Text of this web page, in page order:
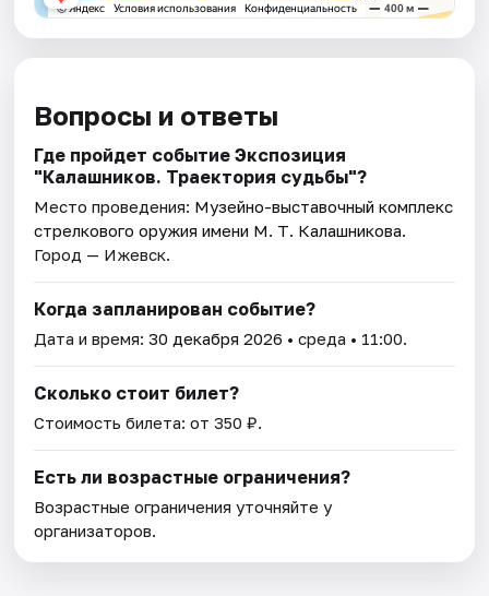
Вопросы и ответы
Где пройдет событие Экспозиция
"Калашников. Траектория судьбы"?
Место проведения: Музейно-выставочный комплекс
стрелкового оружия имени М. Т. Калашникова.
Город — Ижевск.
Когда запланирован событие?
Дата и время:30 декабря 2026 • среда • 11:00.
Сколько стоит билет?
Стоимость билета: от 350 ₽.
Есть ли возрастные ограничения?
Возрастные ограничения уточняйте у
организаторов.